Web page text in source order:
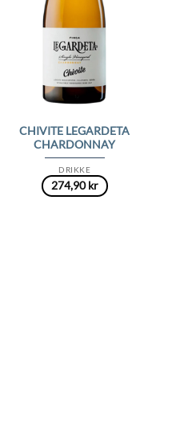
DRIKKE
CHIVITE LEGARDETA
CHARDONNAY
274,90kr